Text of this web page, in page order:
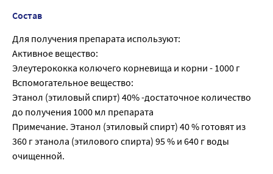
Состав
Для получения препарата используют:
Активное вещество:
Элеутерококка колючего корневища и корни - 1000 г
Вспомогательное вещество:
Этанол (этиловый спирт) 40% -достаточное количество
до получения 1000 мл препарата
Примечание. Этанол (этиловый спирт) 40 % готовят из
360 г этанола (этилового спирта) 95 % и 640 г воды
очищенной.